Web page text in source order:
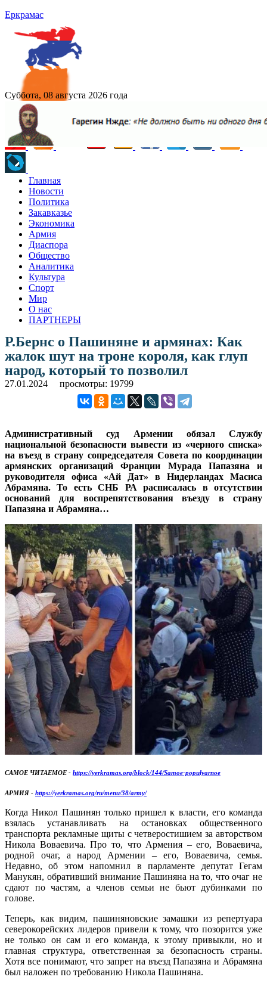
Еркрамас
Суббота, 08 августа 2026 года
Главная
Новости
Политика
Закавказье
Экономика
Армия
Диаспора
Общество
Аналитика
Культура
Спорт
Мир
О нас
ПАРТНЕРЫ
Р.Бернс о Пашиняне и армянах: Как
жалок шут на троне короля, как глуп
народ, который то позволил
27.01.2024 просмотры: 19799
Административный суд Армении обязал Службу
национальной безопасности вывести из «черного списка»
на въезд в страну сопредседателя Совета по координации
армянских организаций Франции Мурада Папазяна и
руководителя офиса «Ай Дат» в Нидерландах Масиса
Абрамяна. То есть СНБ РА расписалась в отсутствии
оснований для воспрепятствования въезду в страну
Папазяна и Абрамяна…
САМОЕ ЧИТАЕМОЕ - https://yerkramas.org/block/144/Samoe-populyarnoe
АРМИЯ - https://yerkramas.org/ru/menu/38/army/
Когда Никол Пашинян только пришел к власти, его команда
взялась устанавливать на остановках общественного
транспорта рекламные щиты с четверостишием за авторством
Никола Воваевича. Про то, что Армения – его, Воваевича,
родной очаг, а народ Армении – его, Воваевича, семья.
Недавно, об этом напомнил в парламенте депутат Гегам
Манукян, обративший внимание Пашиняна на то, что очаг не
сдают по частям, а членов семьи не бьют дубинками по
голове.
Теперь, как видим, пашиняновские замашки из репертуара
северокорейских лидеров привели к тому, что позорится уже
не только он сам и его команда, к этому привыкли, но и
главная структура, ответственная за безопасность страны.
Хотя все понимают, что запрет на въезд Папазяна и Абрамяна
был наложен по требованию Никола Пашиняна.